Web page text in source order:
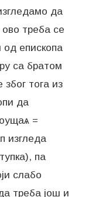
да
треба се
од епископа
са братом
тога из
да
=
изгледа
па
слабо
треба још и